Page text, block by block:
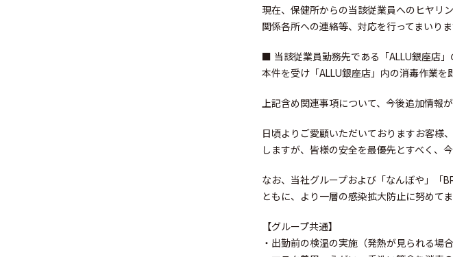
Investor
Sustainability
現在、保健所からの当該従業員へのヒヤリ
関係各所への連絡等、対応を行ってまいりま
■ 当該従業員勤務先である「ALLU銀座店
本件を受け「ALLU銀座店」内の消毒作業を
上記含め関連事項について、今後追加情報
日頃よりご愛顧いただいておりますお客様
しますが、皆様の安全を最優先とすべく、
なお、当社グループおよび「なんぼや」「
ともに、より一層の感染拡大防止に努めてま
【グループ共通】
・出勤前の検温の実施（発熱が見られる場